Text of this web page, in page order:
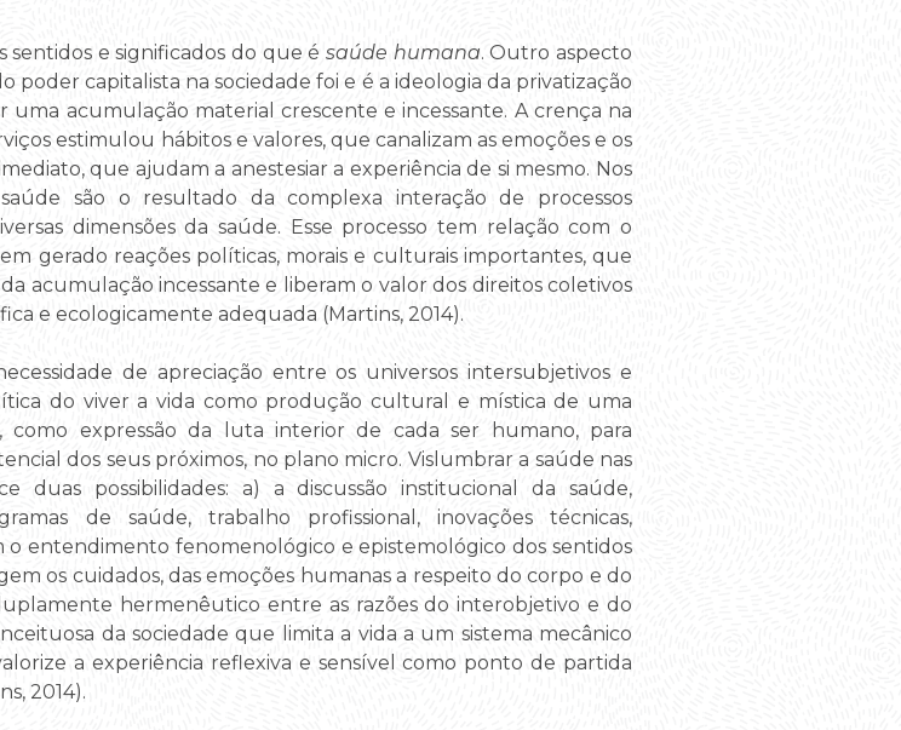
sentidos e significados do que ésaúde humana. Outro aspecto
poder capitalista na sociedade foi e é a ideologia da privatização
uma acumulação material crescente e incessante. A crença na
estimulou hábitos e valores, que canalizam as emoções e os
que ajudam a anestesiar a experiência de si mesmo. Nos
são o resultado da complexa interação de processos
dimensões da saúde. Esse processo tem relação com o
gerado reações políticas, morais e culturais importantes, que
acumulação incessante e liberam o valor dos direitos coletivos
e ecologicamente adequada (Martins, 2014).
de apreciação entre os universos intersubjetivos e
do viver a vida como produção cultural e mística de uma
como expressão da luta interior de cada ser humano, para
dos seus próximos, no plano micro. Vislumbrar a saúde nas
possibilidades: a) a discussão institucional da saúde,
de saúde, trabalho profissional, inovações técnicas,
entendimento fenomenológico e epistemológico dos sentidos
os cuidados, das emoções humanas a respeito do corpo e do
hermenêutico entre as razões do interobjetivo e do
da sociedade que limita a vida a um sistema mecânico
a experiência reflexiva e sensível como ponto de partida
2014).